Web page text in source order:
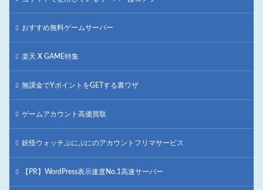
おすすめ無料ゲームサーバー
楽天 X GAME特集
無課金でYポイントをGETする裏ワザ
ゲームアカウント高価買取
妖怪ウォッチぷにぷにのアカウントフリマサービス
【PR】WordPress表示速度No.1高速サーバー